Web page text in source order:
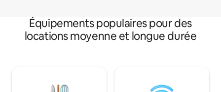
Équipements populaires pour des
locations moyenne et longue durée